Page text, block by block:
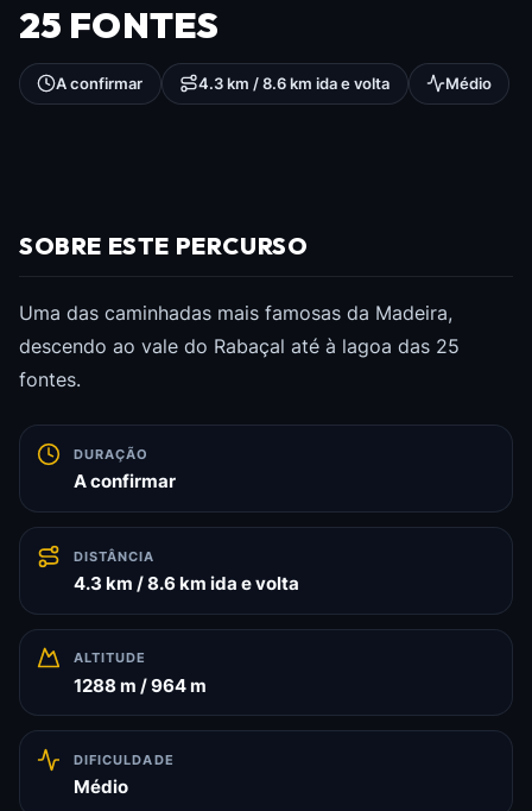
25 FONTES
A confirmar 4.3 km / 8.6 km ida e volta Médio
SOBRE ESTE PERCURSO
Uma das caminhadas mais famosas da Madeira,
descendo ao vale do Rabaçal até à lagoa das 25
fontes.
DURAÇÃO
A confirmar
DISTÂNCIA
4.3 km / 8.6 km ida e volta
ALTITUDE
1288 m / 964 m
DIFICULDADE
Médio